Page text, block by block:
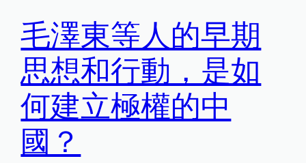
毛澤東等人的早期
思想和行動，是如
何建立極權的中
國？